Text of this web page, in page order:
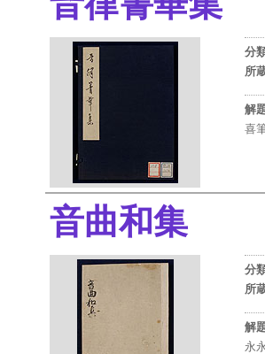
分
所
解
喜
音曲和集
分
所
解
永